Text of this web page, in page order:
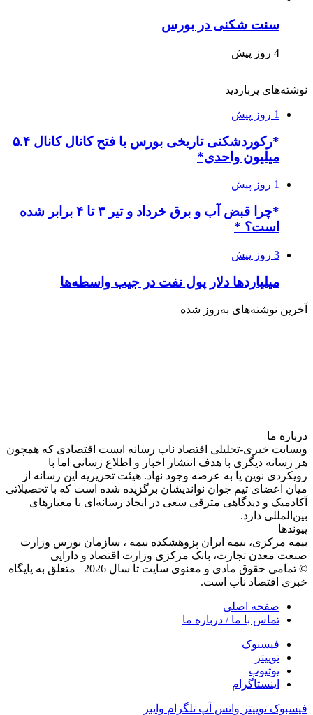
سنت شکنی در بورس
4 روز پیش
نوشته‌های پربازدید
1 روز پیش
*رکوردشکنی تاریخی بورس با فتح کانال کانال ۵.۴
میلیون واحدی*
1 روز پیش
*چرا قبض آب و برق خرداد و تیر ۳ تا ۴ برابر شده
است؟ *
3 روز پیش
میلیاردها دلار پول نفت در جیب واسطه‌ها
آخرین نوشته‌های‌ به‌روز شده
درباره‌ ما
وبسایت خبری-تحلیلی اقتصاد ناب رسانه‌ ایست اقتصادی که همچون
هر رسانه دیگری با هدف انتشار اخبار و اطلاع رسانی اما با
رویکردی نوین پا به عرصه وجود نهاد. هیئت تحریریه این رسانه از
میان اعضای تیم جوان نواندیشان برگزیده شده است که با تحصیلاتی
آکادمیک و دیدگاهی‌ مترقی سعی در ایجاد رسانه‌ای با معیار‌های
بین‌المللی دارد.
پیوندها
بیمه مرکزی، بیمه ایران پزوهشکده بیمه ، سازمان بورس وزارت
صنعت معدن تجارت، بانک مرکزی وزارت اقتصاد و دارایی
© تمامی حقوق مادی و معنوی سایت تا سال 2026 متعلق به پایگاه
خبری اقتصاد ناب است. |
صفحه اصلی
تماس با ما / درباره ما
فیسبوک
توییتر
یوتیوب
اینستاگرام
فیسبوک توییتر واتس آپ تلگرام وایبر